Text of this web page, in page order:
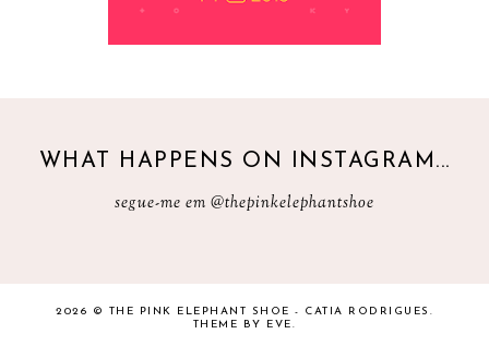
WHAT HAPPENS ON INSTAGRAM...
segue-me em @thepinkelephantshoe
2026 © THE PINK ELEPHANT SHOE - CATIA RODRIGUES .
THEME BY EVE.